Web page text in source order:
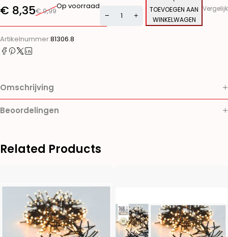
€9,99
€ 8,35 Op voorraad
TOEVOEGEN AAN
WINKELWAGEN
Alternative:
Vergelijk
Artikelnummer:81306.8
Omschrijving
Beoordelingen
Related Products